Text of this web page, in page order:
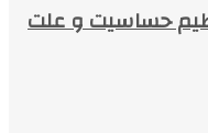
حساسیت و علت